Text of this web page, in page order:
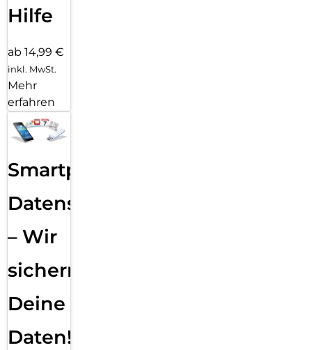
Hilfe
ab 14,99 €
inkl. MwSt.
Mehr
erfahren
Smartphone
Datensicherung
– Wir
sichern
Deine
Daten!